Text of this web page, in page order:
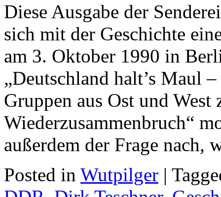
Diese Ausgabe der
sich mit der Geschichte
am 3. Oktober 1990 in
„Deutschland halt’s Maul
Gruppen aus Ost und
Wiederzusammenbruch“
außerdem der Frage
Posted in Wutpilger |